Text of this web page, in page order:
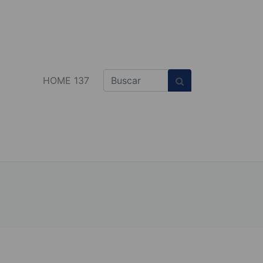
HOME 137